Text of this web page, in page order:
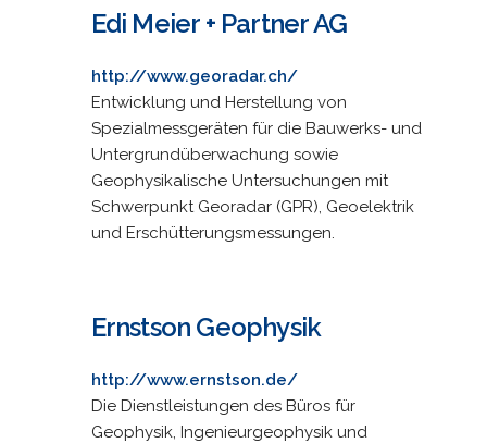
Edi Meier + Partner AG
http://www.georadar.ch/
Entwicklung und Herstellung von
Spezialmessgeräten für die Bauwerks- und
Untergrundüberwachung sowie
Geophysikalische Untersuchungen mit
Schwerpunkt Georadar (GPR), Geoelektrik
und Erschütterungsmessungen.
Ernstson Geophysik
http://www.ernstson.de/
Die Dienstleistungen des Büros für
Geophysik, Ingenieurgeophysik und